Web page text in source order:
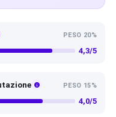
PESO 20%
4,3/5
PESO 15%
4,0/5